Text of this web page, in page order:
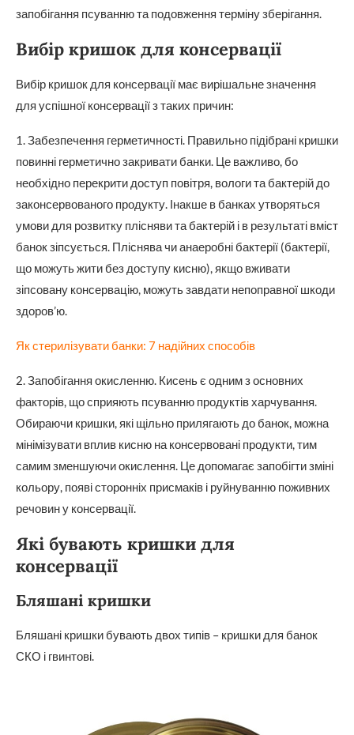
запобігання псуванню та подовження терміну зберігання.
Вибір кришок для консервації
Вибір кришок для консервації має вирішальне значення
для успішної консервації з таких причин:
1. Забезпечення герметичності. Правильно підібрані кришки
повинні герметично закривати банки. Це важливо, бо
необхідно перекрити доступ повітря, вологи та бактерій до
законсервованого продукту. Інакше в банках утворяться
умови для розвитку плісняви та бактерій і в результаті вміст
банок зіпсується. Пліснява чи анаеробні бактерії (бактерії,
що можуть жити без доступу кисню), якщо вживати
зіпсовану консервацію, можуть завдати непоправної шкоди
здоров’ю.
Як стерилізувати банки: 7 надійних способів
2. Запобігання окисленню. Кисень є одним з основних
факторів, що сприяють псуванню продуктів харчування.
Обираючи кришки, які щільно прилягають до банок, можна
мінімізувати вплив кисню на консервовані продукти, тим
самим зменшуючи окислення. Це допомагає запобігти зміні
кольору, появі сторонніх присмаків і руйнуванню поживних
речовин у консервації.
Які бувають кришки для
консервації
Бляшані кришки
Бляшані кришки бувають двох типів – кришки для банок
СКО і гвинтові.